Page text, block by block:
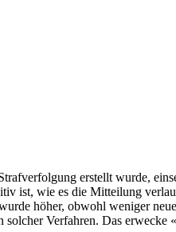
erstellt wurde,
ist, wie es die Mitteilung
höher, obwohl weniger
Verfahren. Das erwecke